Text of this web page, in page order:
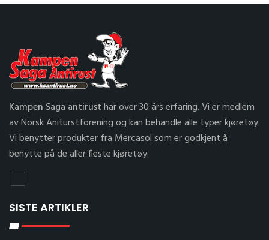
Kampen Saga antirusthar over 30 års erfaring. Vi er medlem
av Norsk Aniturstforening og kan behandle alle typer kjøretøy.
Vi benytter produkter fra Mercasol som er godkjent å
benytte på de aller fleste kjøretøy.
SISTE ARTIKLER